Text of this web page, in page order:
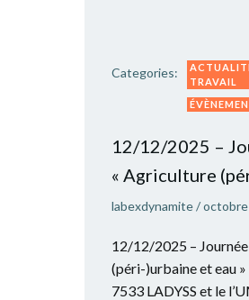
Categories:
TRAVAIL
12/12/2025 –
« Agriculture
labexdynamite/octobre
12/12/2025 –
(péri-)urbaine et eau
7533 LADYSS et le